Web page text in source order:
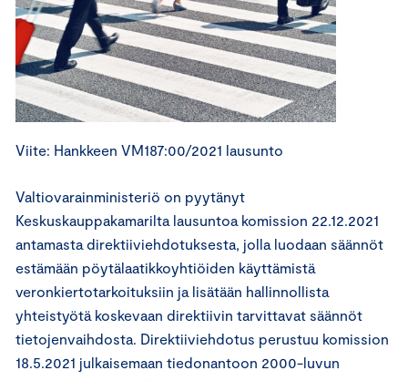
Viite: Hankkeen VM187:00/2021 lausunto
Valtiovarainministeriö on pyytänyt
Keskuskauppakamarilta lausuntoa komission 22.12.2021
antamasta direktiiviehdotuksesta, jolla luodaan säännöt
estämään pöytälaatikkoyhtiöiden käyttämistä
veronkiertotarkoituksiin ja lisätään hallinnollista
yhteistyötä koskevaan direktiivin tarvittavat säännöt
tietojenvaihdosta. Direktiiviehdotus perustuu komission
18.5.2021 julkaisemaan tiedonantoon 2000-luvun